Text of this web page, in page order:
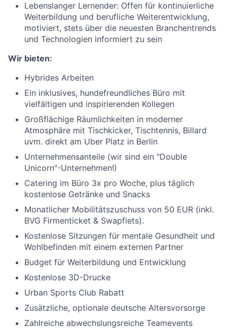
Lebenslanger Lernender: Offen für kontinuierliche
Weiterbildung und berufliche Weiterentwicklung,
motiviert, stets über die neuesten Branchentrends
und Technologien informiert zu sein
Wir bieten:
Hybrides Arbeiten
Ein inklusives, hundefreundliches Büro mit
vielfältigen und inspirierenden Kollegen
Großflächige Räumlichkeiten in moderner
Atmosphäre mit Tischkicker, Tischtennis, Billard
uvm. direkt am Uber Platz in Berlin
Unternehmensanteile (wir sind ein "Double
Unicorn"-Unternehmen!)
Catering im Büro 3x pro Woche, plus täglich
kostenlose Getränke und Snacks
Monatlicher Mobilitätszuschuss von 50 EUR (inkl.
BVG Firmenticket & Swapfiets).
Kostenlose Sitzungen für mentale Gesundheit und
Wohlbefinden mit einem externen Partner
Budget für Weiterbildung und Entwicklung
Kostenlose 3D-Drucke
Urban Sports Club Rabatt
Zusätzliche, optionale deutsche Altersvorsorge
Zahlreiche abwechslungsreiche Teamevents